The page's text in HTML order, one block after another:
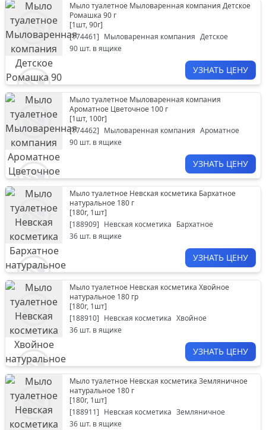
Мыло туалетное Мыловаренная компания Детское
Ромашка 90 г
[1шт, 90г]
[174461] Мыловаренная компания Детское
90 шт. в ящике
УЗНАТЬ ЦЕНУ
Мыло туалетное Мыловаренная компания
Ароматное Цветочное 100 г
[1шт, 100г]
[174462] Мыловаренная компания Ароматное
90 шт. в ящике
УЗНАТЬ ЦЕНУ
Мыло туалетное Невская косметика Бархатное
натуральное 180 г
[180г, 1шт]
[188909] Невская косметика Бархатное
36 шт. в ящике
УЗНАТЬ ЦЕНУ
Мыло туалетное Невская косметика Хвойное
натуральное 180 гр
[180г, 1шт]
[188910] Невская косметика Хвойное
36 шт. в ящике
УЗНАТЬ ЦЕНУ
Мыло туалетное Невская косметика Земляничное
натуральное 180 г
[180г, 1шт]
[188911] Невская косметика Земляничное
36 шт. в ящике